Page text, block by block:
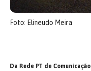
Foto: Elineudo Meira
Da Rede PT de Comunicação